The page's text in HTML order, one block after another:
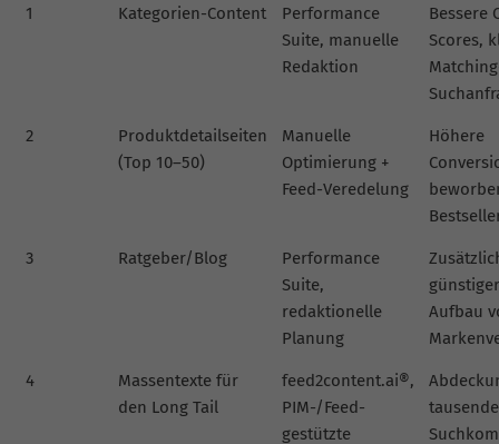
1 Kategorien-Content
Performance
Suite, manuelle
Redaktion
Bessere
Scores,
2
Produktdetailseiten
(Top 10–50)
Manuelle
Optimierung +
Feed-Veredelung
Höhere
3 Ratgeber/Blog
Performance
Suite,
redaktionelle
Planung
Aufbau
4
Massentexte für
den Long Tail
feed2content.ai®,
PIM-/Feed-
gestützte